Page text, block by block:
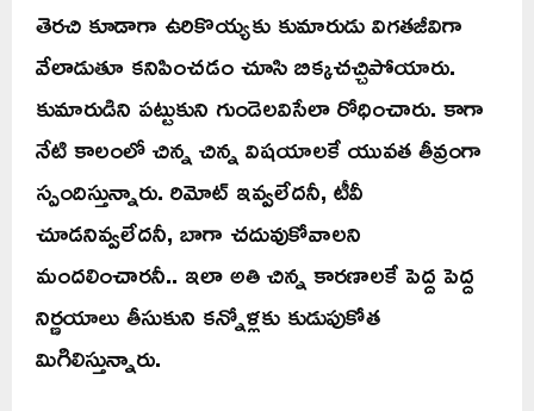
తెరచి కూడాగా ఉరికొయ్యకు కుమారుడు విగతజీవిగా
వేలాడుతూ కనిపించడం చూసి బిక్కచచ్చిపోయారు.
కుమారుడిని పట్టుకుని గుండెలవిసేలా రోధించారు. కాగా
నేటి కాలంలో చిన్న చిన్న విషయాలకే యువత తీవ్రంగా
స్పందిస్తున్నారు. రిమోట్‌ ఇవ్వలేదనీ, టీవీ
చూడనివ్వలేదనీ, బాగా చదువుకోవాలని
మందలించారనీ.. ఇలా అతి చిన్న కారణాలకే పెద్ద పెద్ద
నిర్ణయాలు తీసుకుని కన్నోళ్లకు కుడుపుకోత
మిగిలిస్తున్నారు.